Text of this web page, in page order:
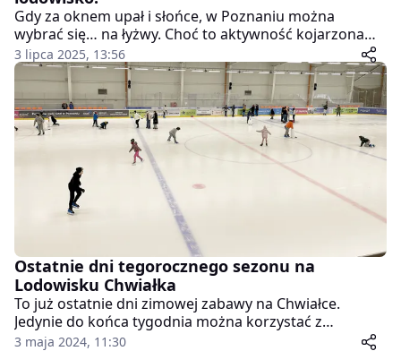
Gdy za oknem upał i słońce, w Poznaniu można
wybrać się… na łyżwy. Choć to aktywność kojarzona
raczej z zimniejszymi miesiącami, to w stolicy
Wielkopolski jest miejsce, gdzie można poślizgać się na
łyżwach przez niemal cały rok.
3 lipca 2025, 13:56
Ostatnie dni tegorocznego sezonu na
Lodowisku Chwiałka
To już ostatnie dni zimowej zabawy na Chwiałce.
Jedynie do końca tygodnia można korzystać z
Lodowiska Chwiałka. Poznańskie Ośrodki Sportu i
3 maja 2024, 11:30